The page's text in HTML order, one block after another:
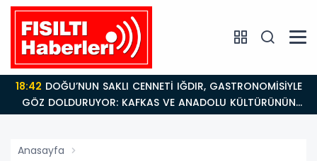
18:42
GÖZ DOLDURUYOR: KAFKAS VE ANADOLU KÜLTÜRÜNÜN
BULUŞMA NOKTASI
Anasayfa